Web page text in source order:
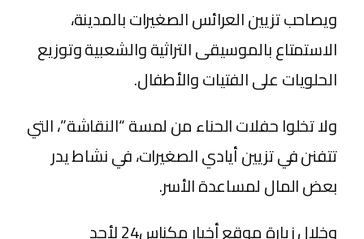
ويصاحب تزيين العرائس الصغيرات بالمدينة،
الاستمتاع بالموسيقى التراثية والشعبية وتوزيع
الحلويات على الفتيات والأطفال.
ولا تخلوا حفلات الحناء من لمسة “النقاشة”، التي
تتفنن في تزيين أيادي الصغيرات، في نشاط يدر
بعض المال لمساعدة الأسر.
وخلال زيارة موقع أخبار مكناس24 لأحد